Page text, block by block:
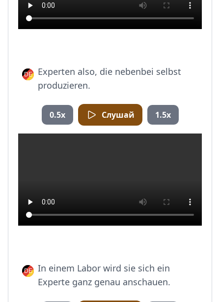
Experten also, die nebenbei selbst
produzieren.
0.5x Слушай 1.5x
In einem Labor wird sie sich ein
Experte ganz genau anschauen.